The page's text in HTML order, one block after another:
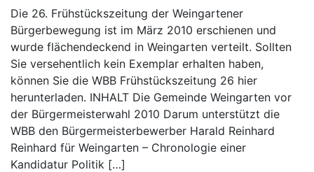
Die 26. Frühstückszeitung der Weingartener
Bürgerbewegung ist im März 2010 erschienen und
wurde flächendeckend in Weingarten verteilt. Sollten
Sie versehentlich kein Exemplar erhalten haben,
können Sie die WBB Frühstückszeitung 26 hier
herunterladen. INHALT Die Gemeinde Weingarten vor
der Bürgermeisterwahl 2010 Darum unterstützt die
WBB den Bürgermeisterbewerber Harald Reinhard
Reinhard für Weingarten – Chronologie einer
Kandidatur Politik […]